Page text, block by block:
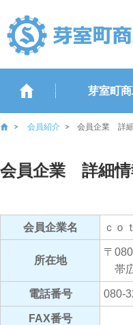
芽室町
会員紹介 会員企業 詳
会員企業 詳細情
会員企業名 ｃｏ
所在地
〒
帯
電話番号 080-
FAX番号